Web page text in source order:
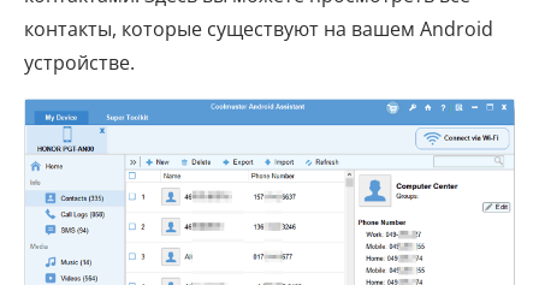
контакты, которые существуют на вашем Android
устройстве.